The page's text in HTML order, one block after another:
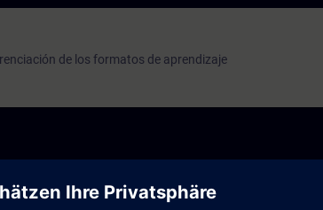
de los formatos de aprendizaje